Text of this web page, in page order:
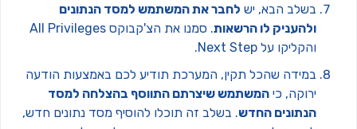
בשלב הבא, ישלחבר את המשתמש למסד הנתונים
ולהעניק לו הרשאות
. סמנו את הצ'קבוקס All Privileges
והקליקו על Next Step.
במידה שהכל תקין, המערכת תודיע לכם באמצעות הודעה
ירוקה, כיהמשתמש שיצרתם התווסף בהצלחה למסד
הנתונים החדש. בשלב זה תוכלו להוסיף מסד נתונים חדש,